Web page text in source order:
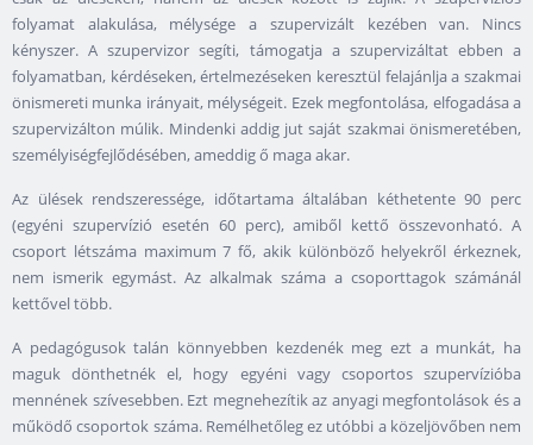
folyamat alakulása, mélysége a szupervizált kezében van. Nincs
kényszer. A szupervizor segíti, támogatja a szupervizáltat ebben a
folyamatban, kérdéseken, értelmezéseken keresztül felajánlja a szakmai
önismereti munka irányait, mélységeit. Ezek megfontolása, elfogadása a
szupervizálton múlik. Mindenki addig jut saját szakmai önismeretében,
személyiségfejlődésében, ameddig ő maga akar.
Az ülések rendszeressége, időtartama általában kéthetente 90 perc
(egyéni szupervízió esetén 60 perc), amiből kettő összevonható. A
csoport létszáma maximum 7 fő, akik különböző helyekről érkeznek,
nem ismerik egymást. Az alkalmak száma a csoporttagok számánál
kettővel több.
A pedagógusok talán könnyebben kezdenék meg ezt a munkát, ha
maguk dönthetnék el, hogy egyéni vagy csoportos szupervízióba
mennének szívesebben. Ezt megnehezítik az anyagi megfontolások és a
működő csoportok száma. Remélhetőleg ez utóbbi a közeljövőben nem